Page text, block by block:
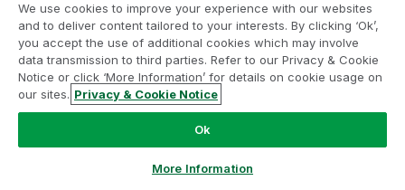
Wzorzec formatu: Kod formatu,
który dodatkowo określa format
wyświetlania pola.ISOustawia
format na standard ISO. Obowiązuje
tylko dla opcji
czasuiInterwał.Sysustawia
format na zgodny z ustawieniami
systemowymi.
Dokładność: Liczba wyświetlanych
Dołącz do Programu Modernizacji
Analityki
Przeprowadź modernizację bez szkody dla Twoich
cennych aplikacji QlikView za pomocą programu
Analytics Modernization Program.
uzyskać więcej informacji lub skontaktuj się z nami:
ampquestions@qlik.com
We use cookies to improve your experience with our websites
and to deliver content tailored to your interests. By clicking ‘Ok’,
you accept the use of additional cookies which may involve
data transmission to third parties. Refer to our Privacy & Cookie
Notice or click ‘More Information’ for details on cookie usage on
our sites. Privacy & Cookie Notice
Ok
More Information